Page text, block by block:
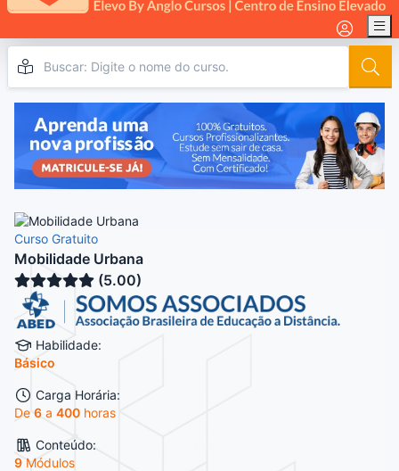
Curso Gratuito
Mobilidade Urbana
(5.00)
Habilidade:
Básico
Carga Horária:
De 6 a 400 horas
Conteúdo:
9 Módulos